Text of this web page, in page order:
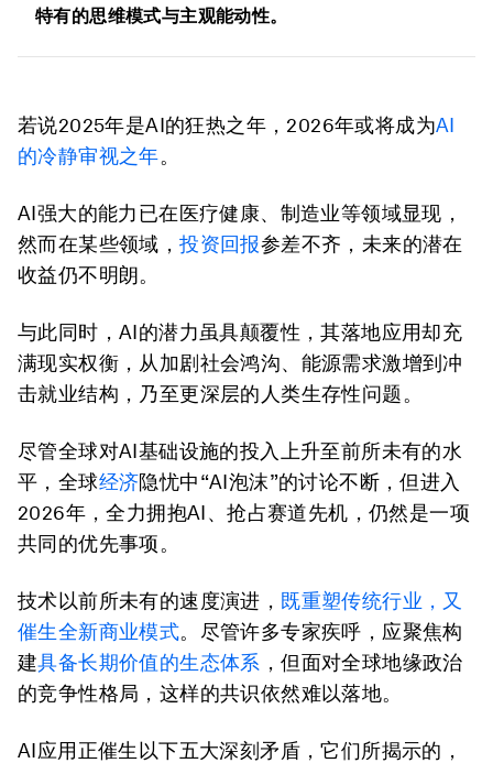
特有的思维模式与主观能动性。
若说2025年是AI的狂热之年，2026年或将成为AI
的冷静审视之年。
AI强大的能力已在医疗健康、制造业等领域显现，
然而在某些领域，投资回报参差不齐，未来的潜在
收益仍不明朗。
与此同时，AI的潜力虽具颠覆性，其落地应用却充
满现实权衡，从加剧社会鸿沟、能源需求激增到冲
击就业结构，乃至更深层的人类生存性问题。
尽管全球对AI基础设施的投入上升至前所未有的水
平，全球经济隐忧中“AI泡沫”的讨论不断，但进入
2026年，全力拥抱AI、抢占赛道先机，仍然是一项
共同的优先事项。
技术以前所未有的速度演进， 既重塑传统行业，又
催生全新商业模式。尽管许多专家疾呼，应聚焦构
建具备长期价值的生态体系 ，但面对全球地缘政治
的竞争性格局，这样的共识依然难以落地。
AI应用正催生以下五大深刻矛盾，它们所揭示的，